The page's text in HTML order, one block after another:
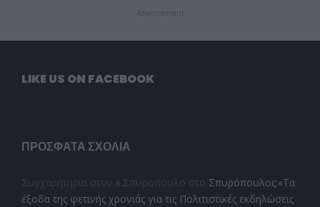
- Advertisement -
LIKE US ON FACEBOOK
ΠΡΌΣΦΑΤΑ ΣΧΌΛΙΑ
Συγχαρητηρια στον κ.Σπυροπουλο στο Σπυρόπουλος:«Τα
έξοδα της φετινής χρονιάς για τις Πολιτιστικές εκδηλώσεις